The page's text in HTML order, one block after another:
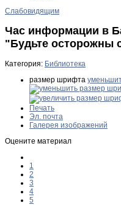
Слабовидящим
Час информации в
"Будьте осторожны
Категория: Библиотека
размер шрифта
Печать
Эл. почта
Галерея изображений
Оцените материал
1
2
3
4
5